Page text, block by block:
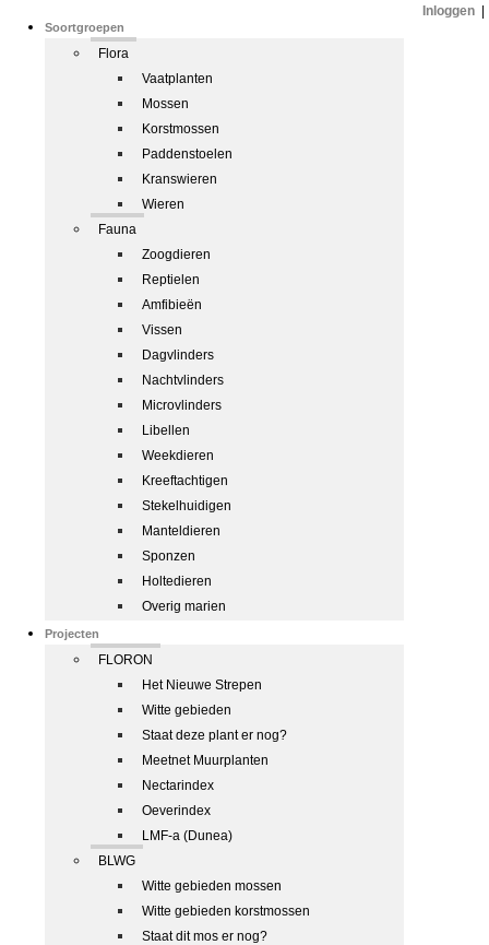
Soortgroepen
Flora
Vaatplanten
Mossen
Korstmossen
Paddenstoelen
Kranswieren
Wieren
Fauna
Zoogdieren
Reptielen
Amfibieën
Vissen
Dagvlinders
Nachtvlinders
Microvlinders
Libellen
Weekdieren
Kreeftachtigen
Stekelhuidigen
Manteldieren
Sponzen
Holtedieren
Overig marien
Projecten
FLORON
Het Nieuwe Strepen
Witte gebieden
Staat deze plant er nog?
Meetnet Muurplanten
Nectarindex
Oeverindex
LMF-a (Dunea)
BLWG
Witte gebieden mossen
Witte gebieden korstmossen
Staat dit mos er nog?
Inloggen